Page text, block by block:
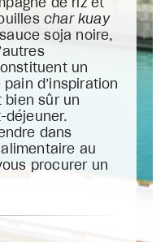
de riz et
char kuay
soja noire,
un
d’inspiration
bien sûr un
déjeuner.
dans
au
procurer un